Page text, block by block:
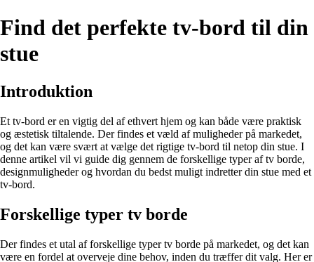
Find det perfekte tv-bord til din
stue
Introduktion
Et tv-bord er en vigtig del af ethvert hjem og kan både være praktisk
og æstetisk tiltalende. Der findes et væld af muligheder på markedet,
og det kan være svært at vælge det rigtige tv-bord til netop din stue. I
denne artikel vil vi guide dig gennem de forskellige typer af tv borde,
designmuligheder og hvordan du bedst muligt indretter din stue med et
tv-bord.
Forskellige typer tv borde
Der findes et utal af forskellige typer tv borde på markedet, og det kan
være en fordel at overveje dine behov, inden du træffer dit valg. Her er